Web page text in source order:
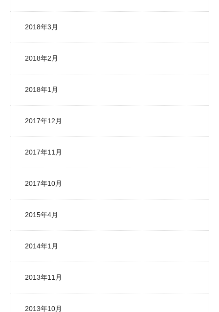
2018年3月
2018年2月
2018年1月
2017年12月
2017年11月
2017年10月
2015年4月
2014年1月
2013年11月
2013年10月